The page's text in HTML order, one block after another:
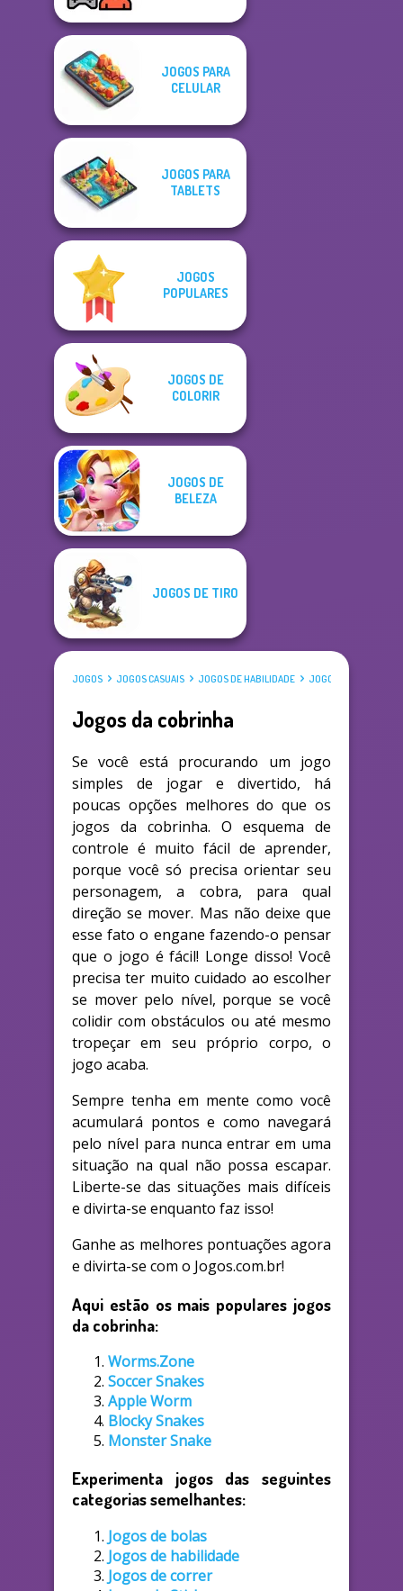
JOGOS PARA
CELULAR
JOGOS PARA
TABLETS
JOGOS
POPULARES
JOGOS DE
COLORIR
JOGOS DE
BELEZA
JOGOS DE TIRO
JOGOS JOGOS CASUAIS JOGOS DE HABILIDADE JOGOS DA COBRINHA
Jogos da cobrinha
Se você está procurando um jogo
simples de jogar e divertido, há
poucas opções melhores do que os
jogos da cobrinha. O esquema de
controle é muito fácil de aprender,
porque você só precisa orientar seu
personagem, a cobra, para qual
direção se mover. Mas não deixe que
esse fato o engane fazendo-o pensar
que o jogo é fácil! Longe disso! Você
precisa ter muito cuidado ao escolher
se mover pelo nível, porque se você
colidir com obstáculos ou até mesmo
tropeçar em seu próprio corpo, o
jogo acaba.
Sempre tenha em mente como você
acumulará pontos e como navegará
pelo nível para nunca entrar em uma
situação na qual não possa escapar.
Liberte-se das situações mais difíceis
e divirta-se enquanto faz isso!
Ganhe as melhores pontuações agora
e divirta-se com o Jogos.com.br!
Aqui estão os mais populares jogos
da cobrinha:
Worms.Zone
Soccer Snakes
Apple Worm
Blocky Snakes
Monster Snake
Experimenta jogos das seguintes
categorias semelhantes:
Jogos de bolas
Jogos de habilidade
Jogos de correr